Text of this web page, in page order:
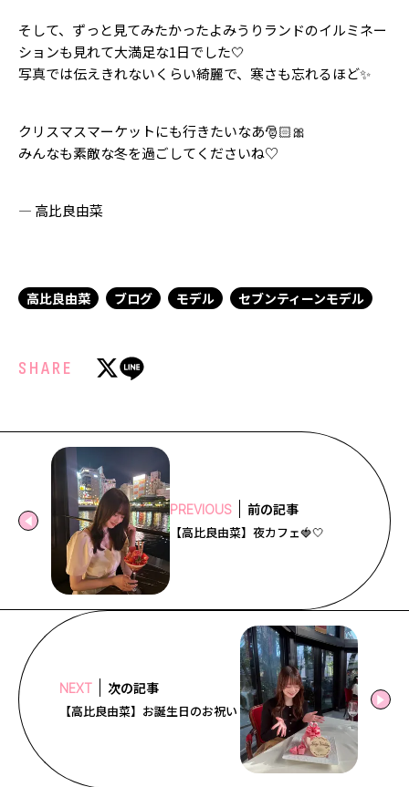
そして、ずっと見てみたかったよみうりランドのイルミネー
ションも見れて大満足な1日でした🤍
写真では伝えきれないくらい綺麗で、寒さも忘れるほど✨
クリスマスマーケットにも行きたいなあ🎅🏻🎀
みんなも素敵な冬を過ごしてくださいね♡
— 高比良由菜
高比良由菜 ブログ モデル セブンティーンモデル
SHARE
PREVIOUS 前の記事
【高比良由菜】夜カフェ🍓🤍
NEXT 次の記事
【高比良由菜】お誕生日のお祝い